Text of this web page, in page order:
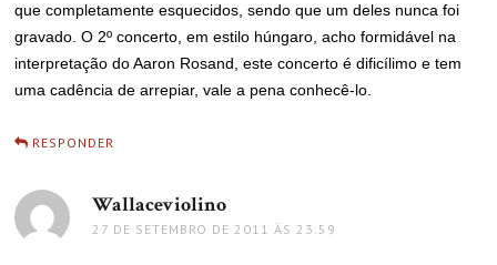
que completamente esquecidos, sendo que um deles nunca foi
gravado. O 2º concerto, em estilo húngaro, acho formidável na
interpretação do Aaron Rosand, este concerto é dificílimo e tem
uma cadência de arrepiar, vale a pena conhecê-lo.
RESPONDER
Wallaceviolino
27 DE SETEMBRO DE 2011 ÀS 23:59